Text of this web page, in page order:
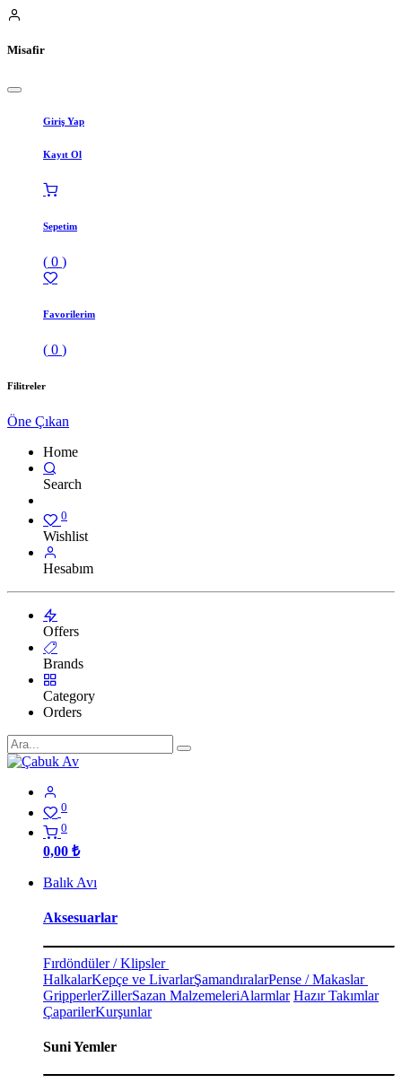
Misafir
Giriş Yap
Kayıt Ol
Sepetim
( 0 )
Favorilerim
( 0 )
Filitreler
Öne Çıkan
Home
Search
0
Wishlist
Hesabım
Offers
Brands
Category
Orders
0
0
0,00 ₺
Balık Avı
Aksesuarlar
Fırdöndüler / Klipsler
HalkalarKepçe ve LivarlarŞamandıralarPense / Makaslar
GripperlerZillerSazan MalzemeleriAlarmlar Hazır Takımlar
ÇaparilerKurşunlar
Suni Yemler